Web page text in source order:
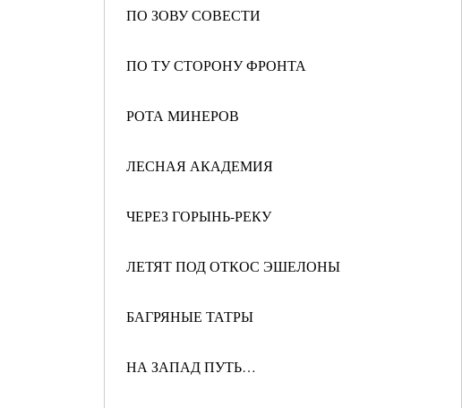
ПО ЗОВУ СОВЕСТИ
ПО ТУ СТОРОНУ ФРОНТА
РОТА МИНЕРОВ
ЛЕСНАЯ АКАДЕМИЯ
ЧЕРЕЗ ГОРЫНЬ-РЕКУ
ЛЕТЯТ ПОД ОТКОС ЭШЕЛОНЫ
БАГРЯНЫЕ ТАТРЫ
НА ЗАПАД ПУТЬ…